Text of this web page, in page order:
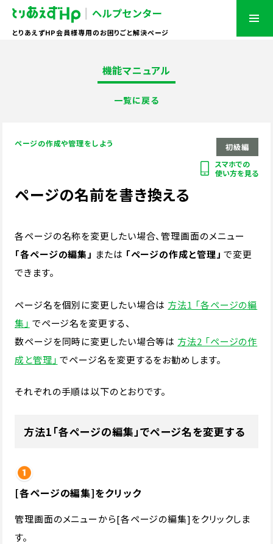
とりあえずHP会員様専用のお困りごと解決ページ
機能マニュアル
一覧に戻る
スマホでの
使い方を見る
初級編
ページの作成や管理をしよう
ページの名前を書き換える
各ページの名称を変更したい場合、管理画面のメニュー
「各ページの編集」 または 「ページの作成と管理」 で変更
できます。
ページ名を個別に変更したい場合は 方法1 「各ページの編
集」 でページ名を変更する、
数ページを同時に変更したい場合等は 方法2 「ページの作
成と管理」 でページ名を変更するをお勧めします。
それぞれの手順は以下のとおりです。
方法1「各ページの編集」でページ名を変更する
[各ページの編集]をクリック
管理画面のメニューから[各ページの編集]をクリックしま
す。